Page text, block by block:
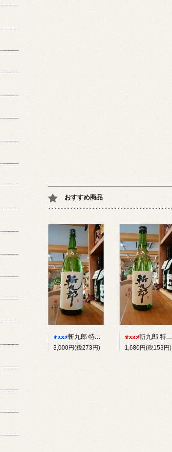
おすすめ商品
斬九郎 特別純米 <火入> 1800ml
3,000円(税273円)
斬九郎 特別純米 <火入> 720ml
1,680円(税153円)